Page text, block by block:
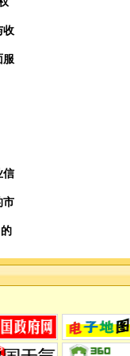
收
服
信
市